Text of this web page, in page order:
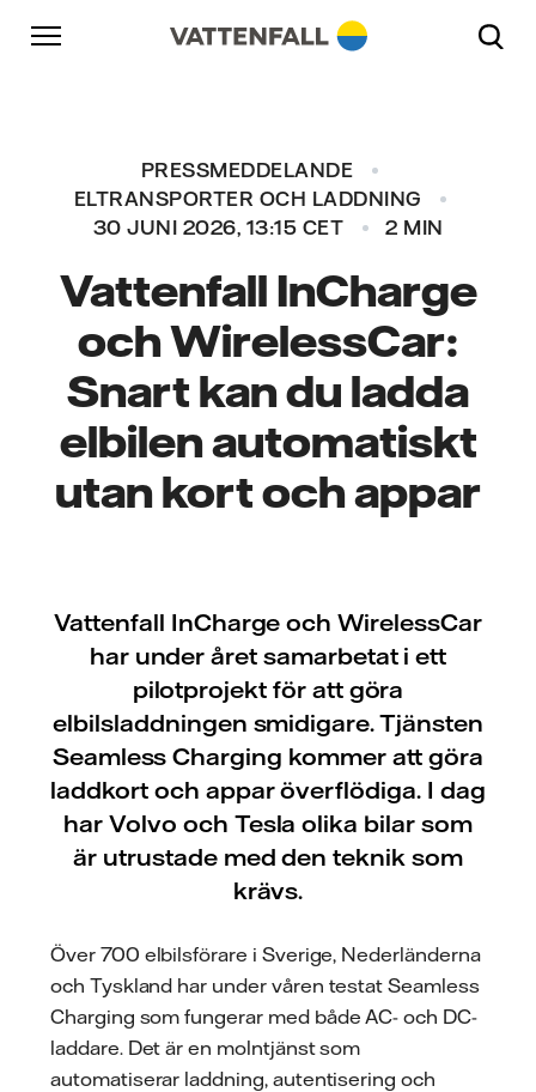
Skip to content
Gå till huvudnavigeringen
Gå till sidfoten
PRESSMEDDELANDE
ELTRANSPORTER OCH LADDNING
30 JUNI 2026, 13:15 CET
2 MIN
Vattenfall InCharge
och WirelessCar:
Snart kan du ladda
elbilen automatiskt
utan kort och appar
Vattenfall InCharge och WirelessCar
har under året samarbetat i ett
pilotprojekt för att göra
elbilsladdningen smidigare. Tjänsten
Seamless Charging kommer att göra
laddkort och appar överflödiga. I dag
har Volvo och Tesla olika bilar som
är utrustade med den teknik som
krävs.
Över 700 elbilsförare i Sverige, Nederländerna
och Tyskland har under våren testat Seamless
Charging som fungerar med både AC- och DC-
laddare. Det är en molntjänst som
automatiserar laddning, autentisering och
Gå till huvudnavigeringen